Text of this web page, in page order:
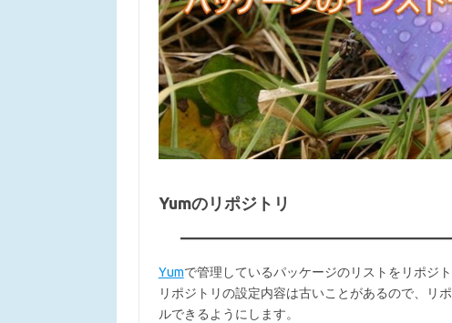
Yumのリポジトリ
Yumで管理しているパッケージのリストをリポジ
リポジトリの設定内容は古いことがあるので、リ
ルできるようにします。